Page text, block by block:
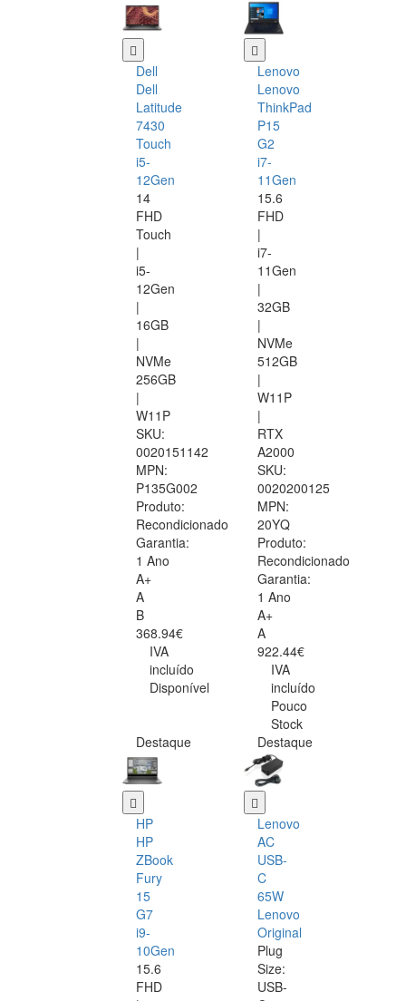
Dell
Dell
Latitude
7430
Touch
i5-
12Gen
14
FHD
Touch
|
i5-
12Gen
|
16GB
|
NVMe
256GB
|
W11P
SKU:
0020151142
MPN:
P135G002
Produto:
Recondicionado
Garantia:
1 Ano
A+
A
B
368.94€
IVA
incluído
Disponível
Lenovo
Lenovo
ThinkPad
P15
G2
i7-
11Gen
15.6
FHD
|
i7-
11Gen
|
32GB
|
NVMe
512GB
|
W11P
|
RTX
A2000
SKU:
0020200125
MPN:
20YQ
Produto:
Recondicionado
Garantia:
1 Ano
A+
A
922.44€
IVA
incluído
Pouco
Stock
Destaque
HP
HP
ZBook
Fury
15
G7
i9-
10Gen
15.6
FHD
Destaque
Lenovo
AC
USB-
C
65W
Lenovo
Original
Plug
Size:
USB-